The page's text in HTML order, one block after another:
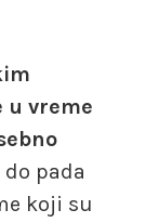
u vreme
pada
koji su